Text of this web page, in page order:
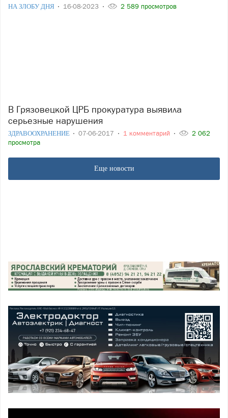
НА ЗЛОБУ ДНЯ 16-08-2023 2 589 просмотров
В Грязовецкой ЦРБ прокуратура выявила
серьезные нарушения
ЗДРАВООХРАНЕНИЕ 07-06-2017 1 комментарий
2 062
просмотра
Еще новости